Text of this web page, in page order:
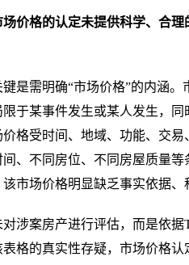
价格的认定未提供科学、合
是需明确“市场价格”的内涵
于某事件发生或某人发生，
价格受时间、地域、功能、交
、不同房位、不同房屋质量
市场价格明显缺乏事实依据、
涉案房产进行评估，而是依
格的真实性存疑，市场价格